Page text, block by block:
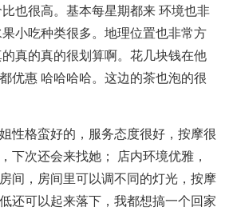
也很高。基本每星期都来 环境也非
小吃种类很多。地理位置也非常方
真的真的很划算啊。花几块钱在他
优惠 哈哈哈哈。这边的茶也泡的很
性格蛮好的，服务态度很好，按摩很
下次还会来找她； 店内环境优雅，
间，房间里可以调不同的灯光，按摩
还可以起来落下，我都想搞一个回家